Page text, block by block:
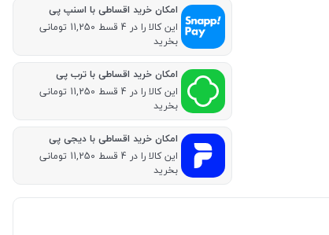
امکان خرید اقساطی با اسنپ پی
این کالا را در 4 قسط 11,250 تومانی
بخرید
امکان خرید اقساطی با ترب پی
این کالا را در 4 قسط 11,250 تومانی
بخرید
امکان خرید اقساطی با دیجی پی
این کالا را در 4 قسط 11,250 تومانی
بخرید